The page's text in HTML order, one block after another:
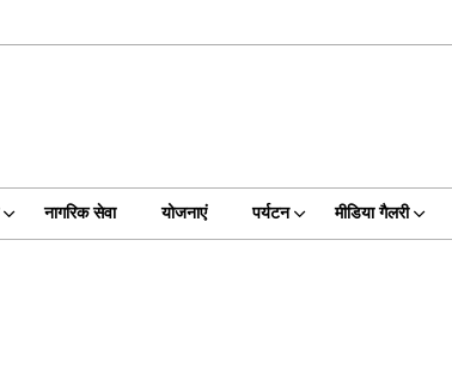
नागरिक सेवा योजनाएं पर्यटन मीडिया गैलरी